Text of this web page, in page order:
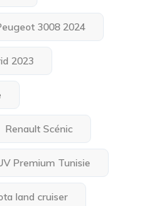
3008 2024
2023
Renault Scénic
Premium Tunisie
land cruiser